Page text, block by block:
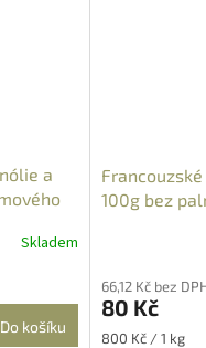
a
Skladem
Do košíku
100g bez
66,12 Kč bez
80 Kč
Měrná
800 Kč / 1 kg